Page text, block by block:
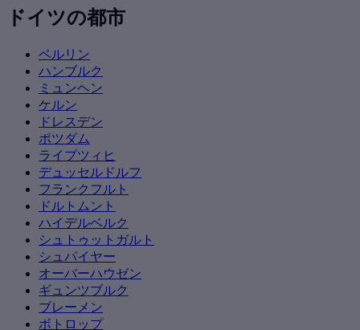
ドイツの都市
ベルリン
ハンブルク
ミュンヘン
ケルン
ドレスデン
ポツダム
ライプツィヒ
デュッセルドルフ
フランクフルト
ドルトムント
ハイデルベルク
シュトゥットガルト
シュパイヤー
オーバーハウゼン
ギュンツブルク
ブレーメン
ボトロップ